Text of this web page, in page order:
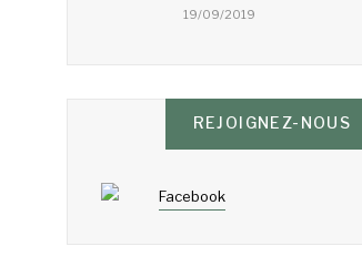
19/09/2019
REJOIGNEZ-NOUS
Facebook